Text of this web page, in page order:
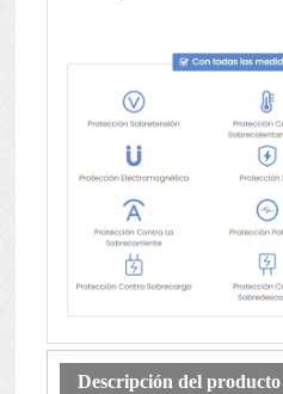
Descripción del producto